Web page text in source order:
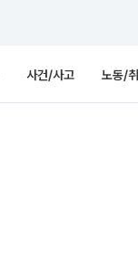
사건/사고 노동/